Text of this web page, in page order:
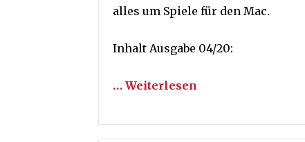
alles um Spiele für den Mac.
Inhalt Ausgabe 04/20:
… Weiterlesen